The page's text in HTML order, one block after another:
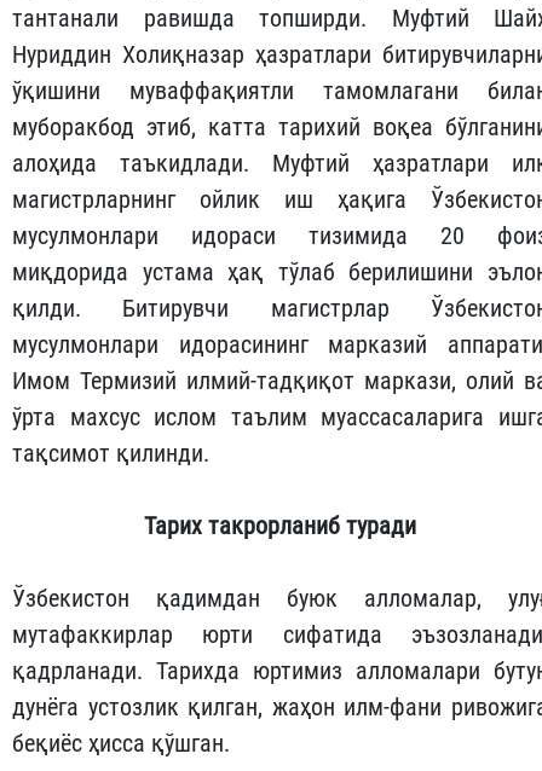
тантанали равишда топширди. Муфтий
Нуриддин Холиқназар ҳазратлари
ўқишини муваффақиятли тамомлагани
муборакбод этиб, катта тарихий воқеа
алоҳида таъкидлади. Муфтий ҳазратлари
магистрларнинг ойлик иш ҳақига
мусулмонлари идораси тизимида 20
миқдорида устама ҳақ тўлаб берилишини
қилди. Битирувчи магистрлар
мусулмонлари идорасининг марказий
Имом Термизий илмий-тадқиқот маркази, олий
ўрта махсус ислом таълим муассасаларига
тақсимот қилинди.
Тарих такрорланиб туради
Ўзбекистон қадимдан буюк алломалар,
мутафаккирлар юрти сифатида
қадрланади. Тарихда юртимиз алломалари
дунёга устозлик қилган, жаҳон илм-фани
беқиёс ҳисса қўшган.